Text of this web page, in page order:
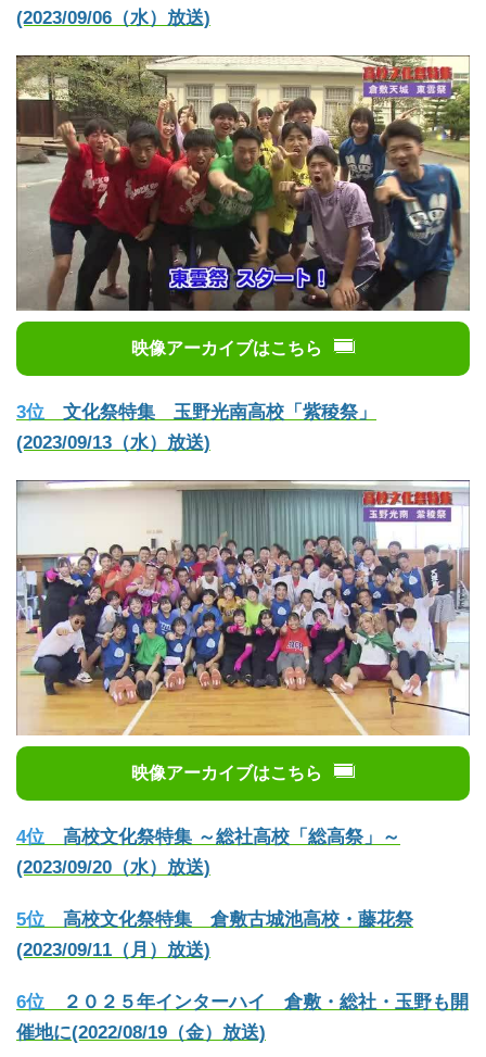
(2023/09/06（水）放送)
映像アーカイブはこちら
3位 文化祭特集 玉野光南高校「紫稜祭」
(2023/09/13（水）放送)
映像アーカイブはこちら
4位 高校文化祭特集 ～総社高校「総高祭」～
(2023/09/20（水）放送)
5位 高校文化祭特集 倉敷古城池高校・藤花祭
(2023/09/11（月）放送)
6位 ２０２５年インターハイ 倉敷・総社・玉野も開
催地に(2022/08/19（金）放送)